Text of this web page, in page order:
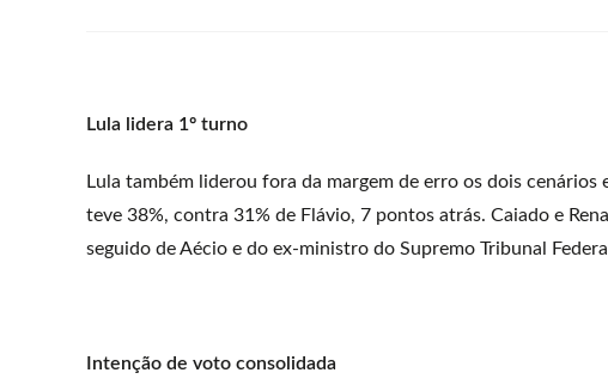
Lula lidera 1º turno
Lula também liderou fora da margem de erro os dois
teve 38%, contra 31% de Flávio, 7 pontos atrás. Caiado e
seguido de Aécio e do ex-ministro do Supremo Tribunal
Intenção de voto consolidada